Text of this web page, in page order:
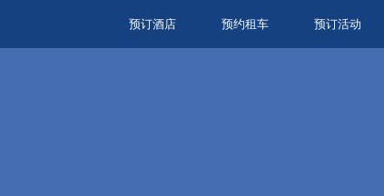
预订活动
预约租车
预订酒店